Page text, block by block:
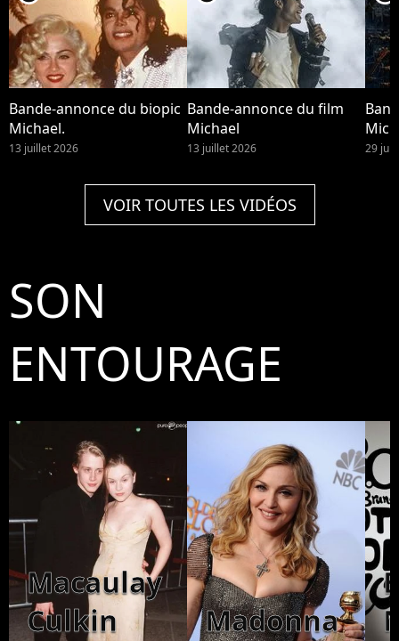
Bande-annonce du biopic
Michael.
13 juillet 2026
Bande-annonce du film
Michael
13 juillet 2026 29
VOIR TOUTES LES VIDÉOS
SON
ENTOURAGE
Macaulay
Culkin
Madonna